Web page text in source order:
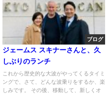
ブログ
ジェームス スキナーさんと、久
しぶりのランチ
これから歴史的な大波がやってくるタイミ
ングで、さて、どんな波乗りをするか、楽
しみです。 その後、移動して、新しくオ